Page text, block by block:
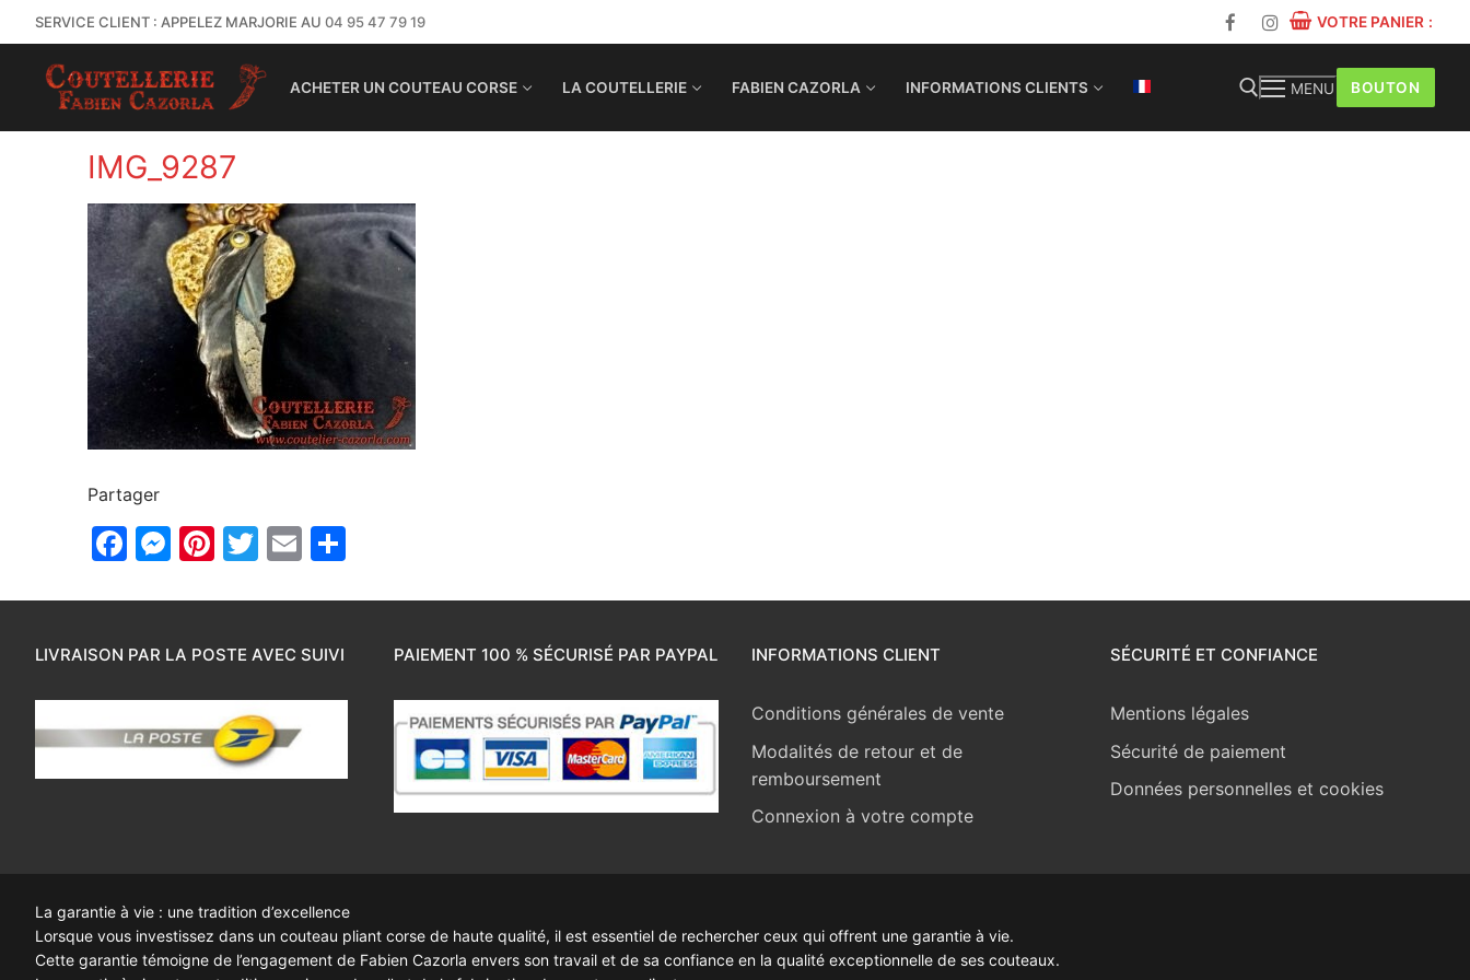
SERVICE CLIENT : APPELEZ MARJORIE AU 04 95 47 79 19 VOTRE PANIER :
ACHETER UN COUTEAU CORSE LA COUTELLERIE FABIEN CAZORLA INFORMATIONS CLIENTS MENU BOUTON
IMG_9287
Partager
Facebook
Messenger
Pinterest
Twitter
Email
LIVRAISON PAR LA POSTE AVEC SUIVI PAIEMENT 100 % SÉCURISÉ PAR PAYPAL INFORMATIONS CLIENT
Conditions générales de vente
Modalités de retour et de
remboursement
Connexion à votre compte
SÉCURITÉ ET CONFIANCE
Mentions légales
Sécurité de paiement
Données personnelles et cookies
La garantie à vie : une tradition d’excellence
Lorsque vous investissez dans un couteau pliant corse de haute qualité, il est essentiel de rechercher ceux qui offrent une garantie à vie.
Cette garantie témoigne de l’engagement de Fabien Cazorla envers son travail et de sa confiance en la qualité exceptionnelle de ses couteaux.